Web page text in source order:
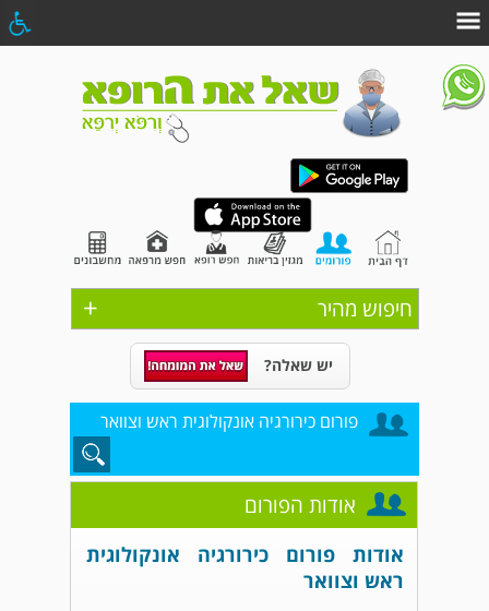
+ חיפוש מהיר
יש שאלה?
פורום כירורגיה אונקולוגית ראש וצוואר
אודות הפורום
אודות פורום כירורגיה אונקולוגית
ראש וצוואר